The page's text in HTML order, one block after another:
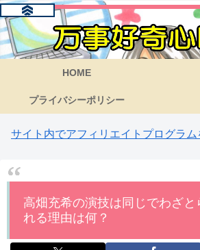
HOME
プライバシーポリシー
サイト内でアフィリエイトプログラ
高畑充希の演技は同じでわざと
れる理由は何？